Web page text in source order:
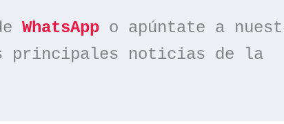
WhatsApp
principales noticias de la